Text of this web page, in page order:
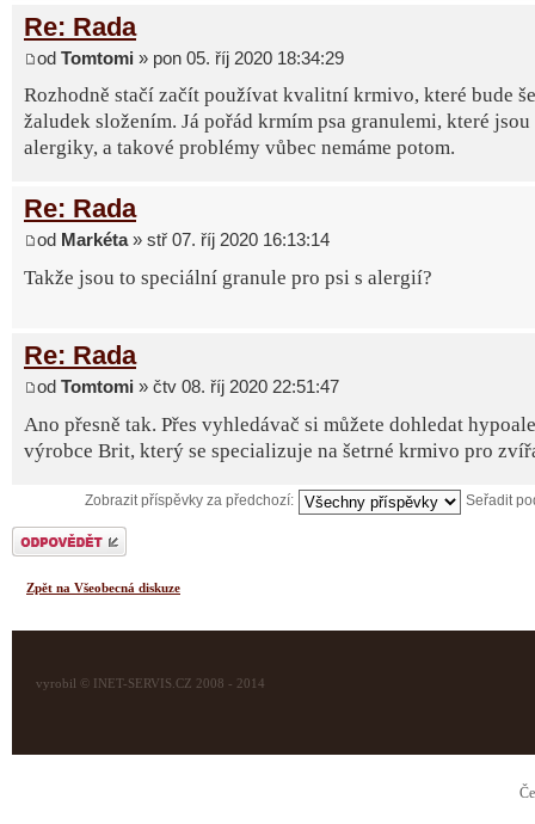
Re: Rada
od Tomtomi » pon 05. říj 2020 18:34:29
Rozhodně stačí začít používat kvalitní krmivo, které bude
žaludek složením. Já pořád krmím psa granulemi, které
alergiky, a takové problémy vůbec nemáme potom.
Re: Rada
od Markéta» stř 07. říj 2020 16:13:14
Takže jsou to speciální granule pro psi s alergií?
Re: Rada
od Tomtomi » čtv 08. říj 2020 22:51:47
Ano přesně tak. Přes vyhledávač si můžete dohledat
výrobce Brit, který se specializuje na šetrné krmivo pro
Zobrazit příspěvky za předchozí: Seřadit
Odeslat odpověď
Zpět na Všeobecná diskuze
vyrobil © INET-SERVIS.CZ 2008 - 2014